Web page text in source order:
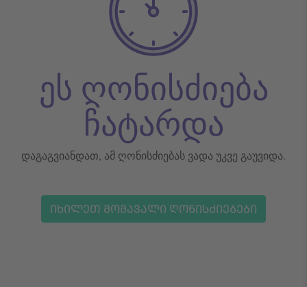
ეს ღონისძიება
ჩატარდა
დაგაგვიანდათ, ამ ღონისძიებას ვადა უკვე გაუვიდა.
ᲘᲮᲘᲚᲔᲗ ᲛᲝᲛᲐᲕᲐᲚᲘ ᲦᲝᲜᲘᲡᲫᲘᲔᲑᲔᲑᲘ